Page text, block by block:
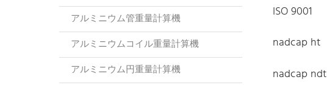
アルミニウム管重量計算機
アルミニウムコイル重量計算機
アルミニウム円重量計算機
ISO 9001
nadcap ht
nadcap ndt